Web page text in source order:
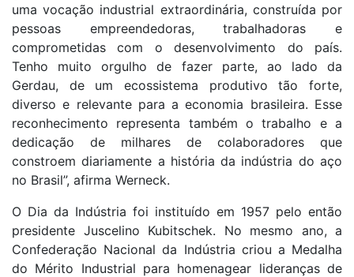
uma vocação industrial extraordinária, construída por
pessoas empreendedoras, trabalhadoras e
comprometidas com o desenvolvimento do país.
Tenho muito orgulho de fazer parte, ao lado da
Gerdau, de um ecossistema produtivo tão forte,
diverso e relevante para a economia brasileira. Esse
reconhecimento representa também o trabalho e a
dedicação de milhares de colaboradores que
constroem diariamente a história da indústria do aço
no Brasil”, afirma Werneck.
O Dia da Indústria foi instituído em 1957 pelo então
presidente Juscelino Kubitschek. No mesmo ano, a
Confederação Nacional da Indústria criou a Medalha
do Mérito Industrial para homenagear lideranças de